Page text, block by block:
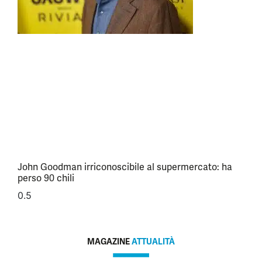
John Goodman irriconoscibile al supermercato: ha
perso 90 chili
MAGAZINEATTUALITÀ